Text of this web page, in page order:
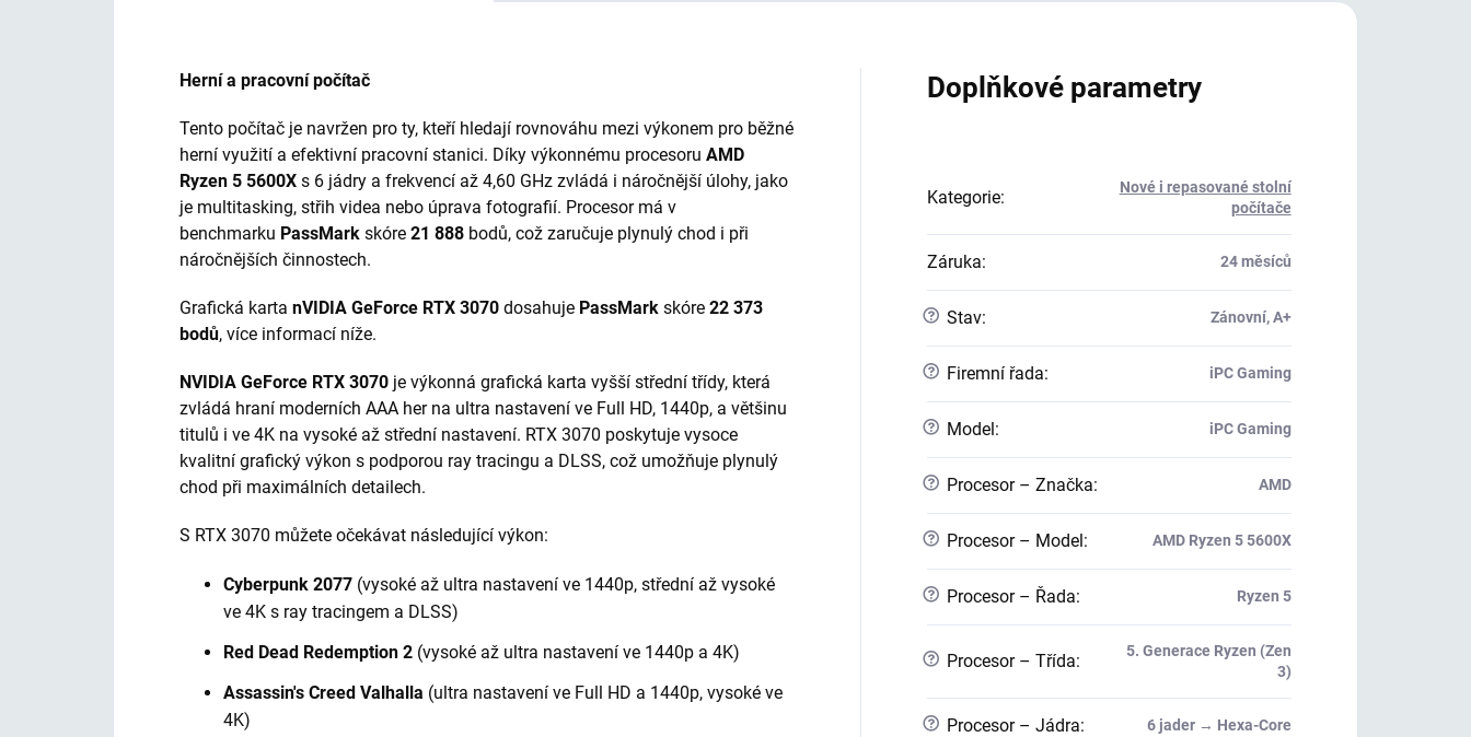
Herní a pracovní počítač
Tento počítač je navržen pro ty, kteří hledají rovnováhu mezi výkonem pro běžné
herní využití a efektivní pracovní stanici. Díky výkonnému procesoru AMD
Ryzen 5 5600X s 6 jádry a frekvencí až 4,60 GHz zvládá i náročnější úlohy, jako
je multitasking, střih videa nebo úprava fotografií. Procesor má v
benchmarku PassMark skóre 21 888 bodů, což zaručuje plynulý chod i při
náročnějších činnostech.
Grafická karta nVIDIA GeForce RTX 3070 dosahuje PassMark skóre 22 373
bodů, více informací níže.
NVIDIA GeForce RTX 3070 je výkonná grafická karta vyšší střední třídy, která
zvládá hraní moderních AAA her na ultra nastavení ve Full HD, 1440p, a většinu
titulů i ve 4K na vysoké až střední nastavení. RTX 3070 poskytuje vysoce
kvalitní grafický výkon s podporou ray tracingu a DLSS, což umožňuje plynulý
chod při maximálních detailech.
S RTX 3070 můžete očekávat následující výkon:
Cyberpunk 2077 (vysoké až ultra nastavení ve 1440p, střední až vysoké
ve 4K s ray tracingem a DLSS)
Red Dead Redemption 2 (vysoké až ultra nastavení ve 1440p a 4K)
Assassin's Creed Valhalla (ultra nastavení ve Full HD a 1440p, vysoké ve
4K)
Doplňkové parametry
Kategorie:
Nové i repasované stolní
počítače
Záruka: 24 měsíců
? Stav: Zánovní, A+
? Firemní řada: iPC Gaming
? Model: iPC Gaming
? Procesor – Značka: AMD
? Procesor – Model: AMD Ryzen 5 5600X
? Procesor – Řada: Ryzen 5
? Procesor – Třída:
5. Generace Ryzen (Zen
3)
? Procesor – Jádra: 6 jader → Hexa-Core